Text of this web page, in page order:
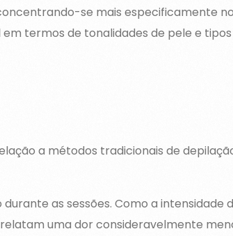
se mais especificamente
termos de tonalidades de pele e
a métodos tradicionais de
as sessões. Como a intensidade
uma dor consideravelmente